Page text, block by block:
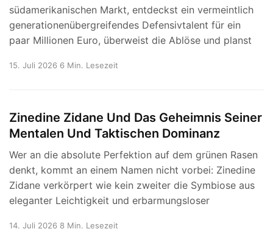
südamerikanischen Markt, entdeckst ein vermeintlich
generationenübergreifendes Defensivtalent für ein
paar Millionen Euro, überweist die Ablöse und planst
15. Juli 2026 6 Min. Lesezeit
Zinedine Zidane Und Das Geheimnis Seiner
Mentalen Und Taktischen Dominanz
Wer an die absolute Perfektion auf dem grünen Rasen
denkt, kommt an einem Namen nicht vorbei: Zinedine
Zidane verkörpert wie kein zweiter die Symbiose aus
eleganter Leichtigkeit und erbarmungsloser
14. Juli 2026 8 Min. Lesezeit